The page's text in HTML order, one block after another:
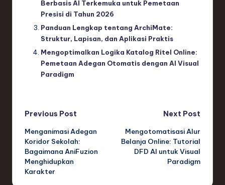
Berbasis AI Terkemuka untuk Pemetaan
Presisi di Tahun 2026
Panduan Lengkap tentang ArchiMate:
Struktur, Lapisan, dan Aplikasi Praktis
Mengoptimalkan Logika Katalog Ritel Online:
Pemetaan Adegan Otomatis dengan AI Visual
Paradigm
Post
navigation
Previous Post
Menganimasi Adegan
Koridor Sekolah:
Bagaimana AniFuzion
Menghidupkan
Karakter
Next Post
Mengotomatisasi Alur
Belanja Online: Tutorial
DFD AI untuk Visual
Paradigm